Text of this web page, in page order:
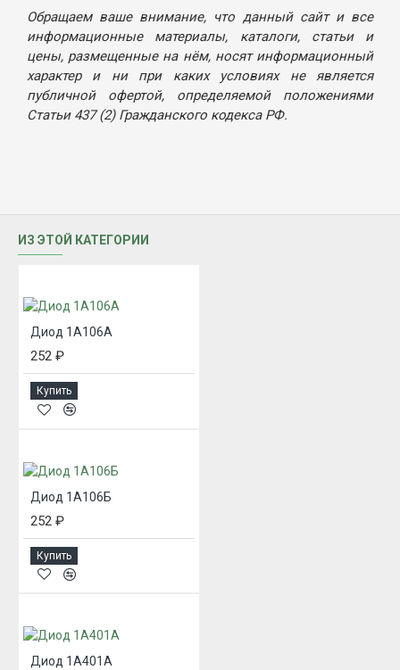
Обращаем ваше внимание, что данный сайт и все
информационные материалы, каталоги, статьи и
цены, размещенные на нём, носят информационный
характер и ни при каких условиях не является
публичной офертой, определяемой положениями
Статьи 437 (2) Гражданского кодекса РФ.
ИЗ ЭТОЙ КАТЕГОРИИ
Диод 1А106А
252 ₽
Купить
Диод 1А106Б
252 ₽
Купить
Диод 1А401А